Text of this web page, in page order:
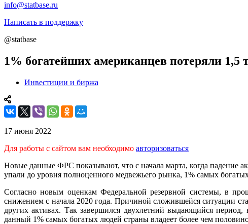
info@statbase.ru
Написать в поддержку
@statbase
1% богатейших американцев потеряли
Инвестиции и биржа
17 июня 2022
Для работы с сайтом вам необходимо авторизоваться
Новые данные ФРС показывают, что с начала марта, когда падение
упали до уровня полноценного медвежьего рынка, 1% самых
Согласно новым оценкам Федеральной резервной системы, в
снижением с начала 2020 года. Причиной сложившейся ситуации
других активах. Так завершился двухлетний выдающийся период,
данный 1% самых богатых людей страны владеет более чем